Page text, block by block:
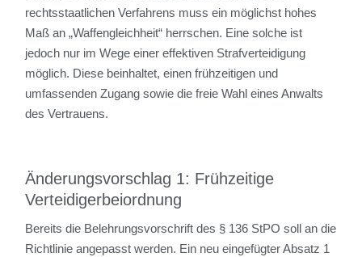
rechtsstaatlichen Verfahrens muss ein möglichst hohes
Maß an „Waffengleichheit“ herrschen. Eine solche ist
jedoch nur im Wege einer effektiven Strafverteidigung
möglich. Diese beinhaltet, einen frühzeitigen und
umfassenden Zugang sowie die freie Wahl eines Anwalts
des Vertrauens.
Änderungsvorschlag 1: Frühzeitige
Verteidigerbeiordnung
Bereits die Belehrungsvorschrift des § 136 StPO soll an die
Richtlinie angepasst werden. Ein neu eingefügter Absatz 1